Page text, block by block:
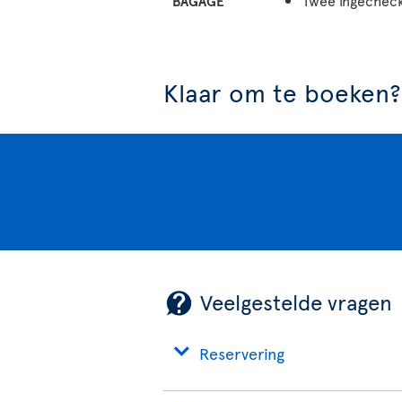
Klaar om te boeken?
Veelgestelde vragen
Reservering